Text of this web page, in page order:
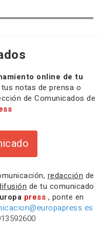
online de tu
notas de prensa o
de Comunicados de
redacción de
de tu comunicado
press , ponte en